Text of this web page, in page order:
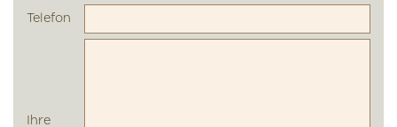
Telefon
Ihre